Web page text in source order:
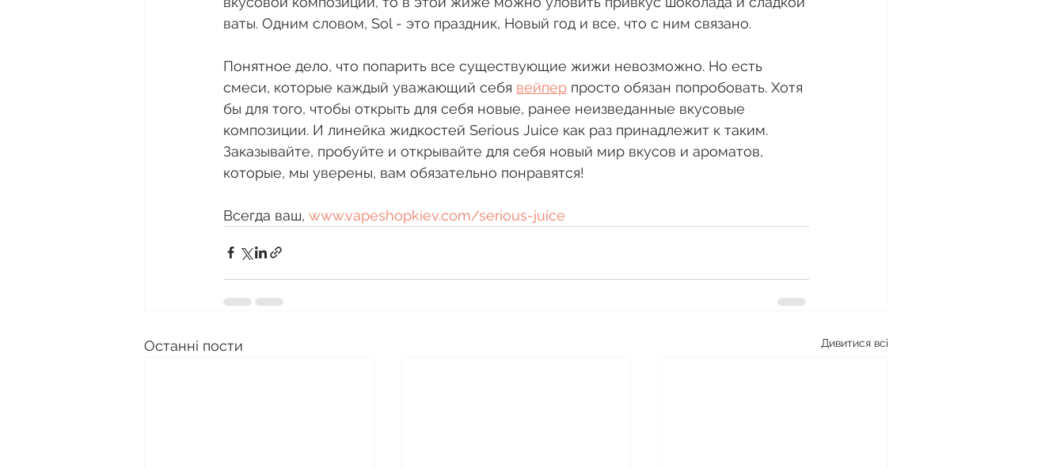
ваты. Одним словом, Sol - это праздник, Новый год и все, что с ним связано.
Понятное дело, что попарить все существующие жижи невозможно. Но есть
смеси, которые каждый уважающий себя вейпер просто обязан попробовать. Хотя
бы для того, чтобы открыть для себя новые, ранее неизведанные вкусовые
композиции. И линейка жидкостей Serious Juice как раз принадлежит к таким.
Заказывайте, пробуйте и открывайте для себя новый мир вкусов и ароматов,
которые, мы уверены, вам обязательно понравятся!
Всегда ваш, www.vapeshopkiev.com/serious-juice
Останні пости Дивитися всі